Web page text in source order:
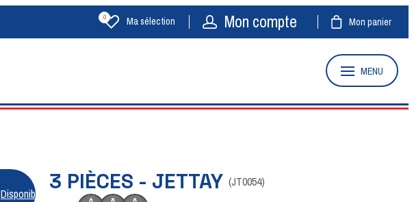
Ma sélection
0 Mon compte Mon panier
MENU
Disponibilités3 PIÈCES - JETTAY (JT0054)